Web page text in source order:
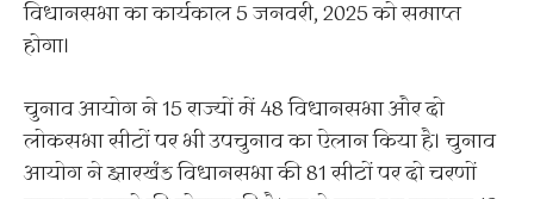
विधानसभा का कार्यकाल 5 जनवरी, 2025 को समाप्त
होगा।
चुनाव आयोग ने 15 राज्यों में 48 विधानसभा और दो
लोकसभा सीटों पर भी उपचुनाव का ऐलान किया है। चुनाव
आयोग ने झारखंड विधानसभा की 81 सीटों पर दो चरणों